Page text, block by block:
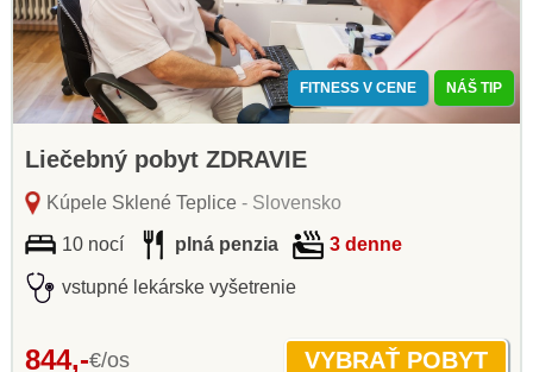
FITNESS V CENE NÁŠ TIP
Liečebný pobyt ZDRAVIE
Kúpele Sklené Teplice- Slovensko
10 nocí plná penzia 3 denne
vstupné lekárske vyšetrenie
844,-€/os